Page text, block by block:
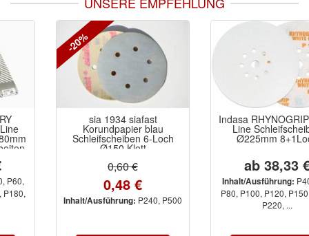
sia 1934 siafast
Korundpapier blau
Schleifscheiben 6-Loch
Ø150 Klett
Inhalt/Ausführung:P240, P500
Indasa RHYNOGRIP White
Line Schleifscheiben
Ø225mm 8+1Loch
ab 38,33 €
Inhalt/Ausführung:P40, P60,
P80, P100, P120, P150, P180,